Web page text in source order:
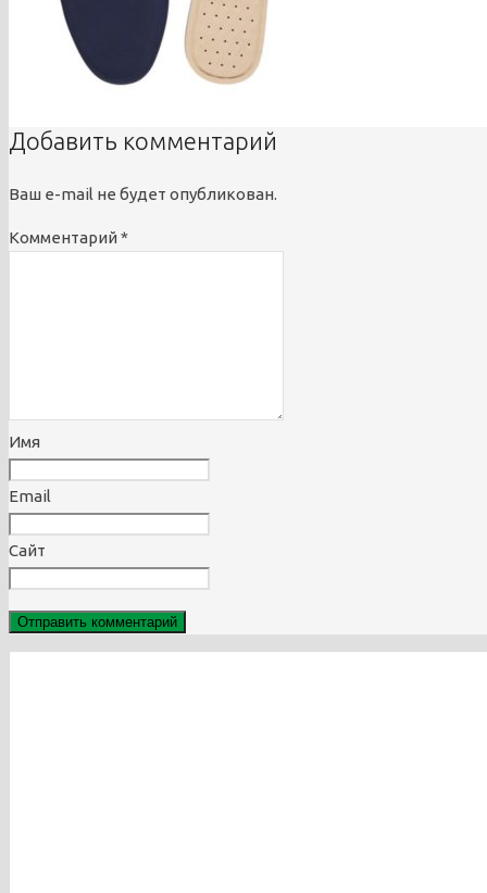
Добавить комментарий
Ваш e-mail не будет опубликован.
Комментарий *
Имя
Email
Сайт